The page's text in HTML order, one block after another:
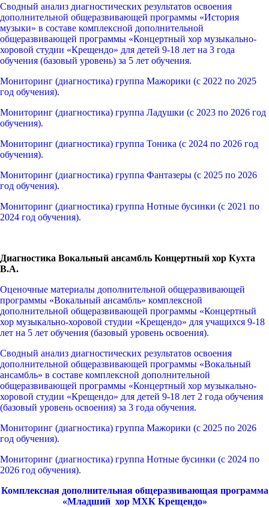
Сводный анализ диагностических результатов освоения
дополнительной общеразвивающей программы «История
музыки» в составе комплексной дополнительной
общеразвивающей программы «Концертный хор музыкально-
хоровой студии «Крещендо» для детей 9-18 лет на 3 года
обучения (базовый уровень) за 5 лет обучения.
Мониторинг (диагностика) группа Мажорики (с 2022 по 2025
год обучения).
Мониторинг (диагностика) группа Ладушки (с 2023 по 2026 год
обучения).
Мониторинг (диагностика) группа Тоника (с 2024 по 2026 год
обучения).
Мониторинг (диагностика) группа Фантазеры (с 2025 по 2026
год обучения).
Мониторинг (диагностика) группа Нотные бусинки (с 2021 по
2024 год обучения).
Диагностика Вокальный ансамбль Концертный хор Кухта
В.А.
Оценочные материалы дополнительной общеразвивающей
программы «Вокальный ансамбль» комплексной
дополнительной общеразвивающей программы «Концертный
хор музыкально-хоровой студии «Крещендо» для учащихся 9-18
лет на 5 лет обучения (базовый уровень освоения).
Сводный анализ диагностических результатов освоения
дополнительной общеразвивающей программы «Вокальный
ансамбль» в составе комплексной дополнительной
общеразвивающей программы «Концертный хор музыкально-
хоровой студии «Крещендо» для детей 9-18 лет 2 года обучения
(базовый уровень освоения) за 3 года обучения.
Мониторинг (диагностика) группа Мажорики (с 2025 по 2026
год обучения).
Мониторинг (диагностика) группа Нотные бусинки (с 2024 по
2026 год обучения).
Комплексная дополнительная общеразвивающая программа
«Младший хор МХК Крещендо»